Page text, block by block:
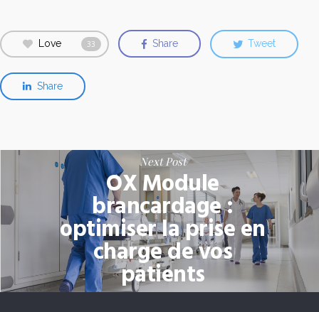
Love 33 Share Tweet
Share
Next Post
OX Module
brancardage :
optimiser la prise en
charge de vos
patients